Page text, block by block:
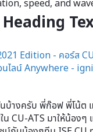
speed, and
างครับ พี่ก๊อฟ พี่โน้ต
CU-ATS มาให้น้องๆ